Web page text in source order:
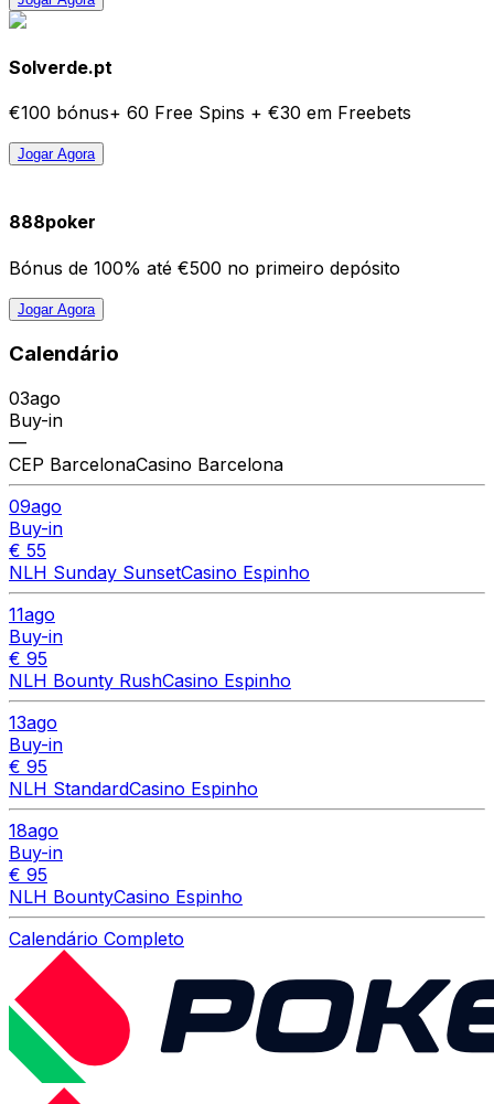
Solverde.pt
€100 bónus+ 60 Free Spins + €30 em Freebets
Jogar Agora
888poker
Bónus de 100% até €500 no primeiro depósito
Jogar Agora
Calendário
03ago
Buy-in
—
CEP BarcelonaCasino Barcelona
09ago
Buy-in
€ 55
NLH Sunday SunsetCasino Espinho
11ago
Buy-in
€ 95
NLH Bounty RushCasino Espinho
13ago
Buy-in
€ 95
NLH StandardCasino Espinho
18ago
Buy-in
€ 95
NLH BountyCasino Espinho
Calendário Completo